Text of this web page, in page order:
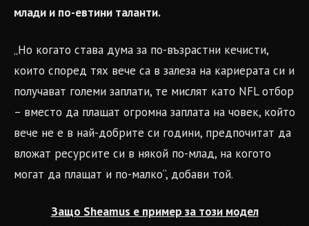
млади и по-евтини таланти.
„Но когато става дума за по-възрастни кечисти,
които според тях вече са в залеза на кариерата си и
получават големи заплати, те мислят като NFL отбор
– вместо да плащат огромна заплата на човек, който
вече не е в най-добрите си години, предпочитат да
вложат ресурсите си в някой по-млад, на когото
могат да плащат и по-малко“, добави той.
Защо Sheamus е пример за този модел